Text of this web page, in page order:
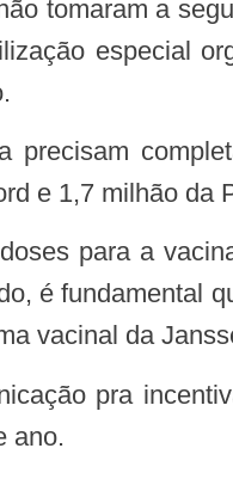
especial
e 1,7 milhão da
é fundamental
vacinal da
ano.